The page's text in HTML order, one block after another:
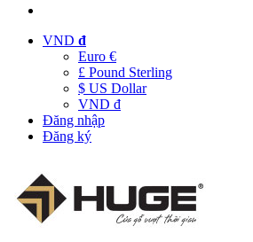
VND đ
Euro €
£ Pound Sterling
$ US Dollar
VND đ
Đăng nhập
Đăng ký